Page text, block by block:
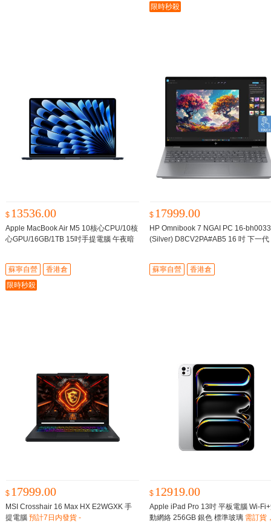
限時秒殺
$ 13536.00
Apple MacBook Air M5 10核心CPU/10核
心GPU/16GB/1TB 15吋手提電腦 午夜暗
蘇寧自營
香港倉
限時秒殺
$ 17999.00
HP Omnibook 7 NGAI PC 16-
(Silver) D8CV2PA#AB5 16 吋 下一代
蘇寧自營
香港倉
$ 17999.00
MSI Crosshair 16 Max HX E2WGXK 手
提電腦 預計7日内發貨 -
$ 12919.00
Apple iPad Pro 13吋 平板電腦 Wi-
動網絡 256GB 銀色 標準玻璃 需訂貨